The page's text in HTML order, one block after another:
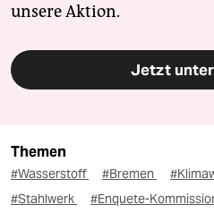
unsere Aktion.
Jetzt
Themen
#Wasserstoff #Bremen
#Stahlwerk
#Enquete-